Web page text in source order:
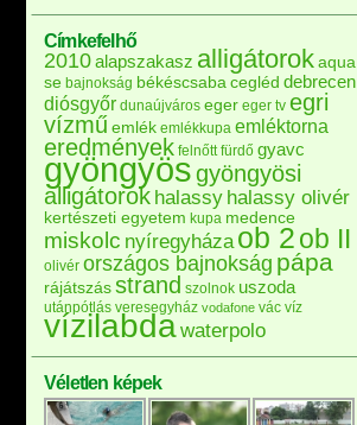
Címkefelhő
2010alapszakasz alligátorokaqua
se bajnokság békéscsaba cegléd debrecen
diósgyőr dunaújváros eger eger tv egri
vízműemlék emlékkupa emléktorna
eredmények felnőtt fürdő gyavc
gyöngyösgyöngyösi
alligátorok halassy halassy olivér
kertészeti egyetem kupa medence
miskolc nyíregyháza ob 2ob II
olivér országos bajnokság pápa
rájátszás strand szolnok uszoda
utánpótlás veresegyház vodafone vác víz
vízilabdawaterpolo
Véletlen képek